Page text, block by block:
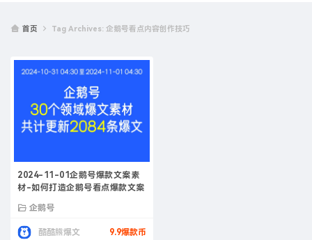
首页 Tag Archives: 企鹅号看点内容创作技巧
2024-11-01企鹅号爆款文案素
材-如何打造企鹅号看点爆款文案
企鹅号
酷酷熊爆文 9.9爆款币